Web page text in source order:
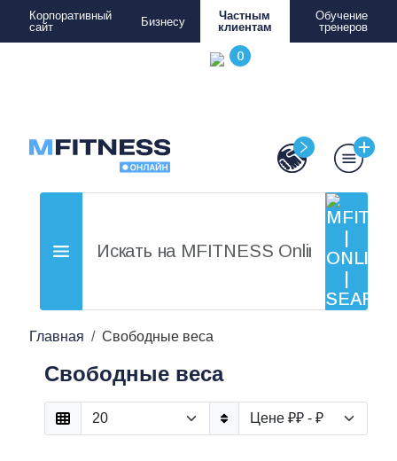
Корпоративный
сайт
Бизнесу
Частным
клиентам
Обучение
тренеров
Главная Свободные веса
Свободные веса